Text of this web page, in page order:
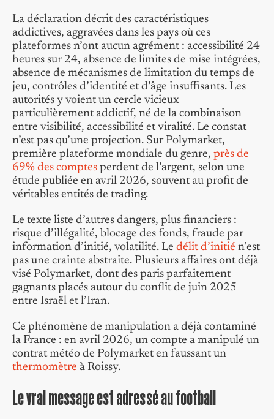
La déclaration décrit des caractéristiques
addictives, aggravées dans les pays où ces
plateformes n’ont aucun agrément : accessibilité 24
heures sur 24, absence de limites de mise intégrées,
absence de mécanismes de limitation du temps de
jeu, contrôles d’identité et d’âge insuffisants. Les
autorités y voient un cercle vicieux
particulièrement addictif, né de la combinaison
entre visibilité, accessibilité et viralité. Le constat
n’est pas qu’une projection. Sur Polymarket,
première plateforme mondiale du genre, près de
69% des comptes perdent de l’argent, selon une
étude publiée en avril 2026, souvent au profit de
véritables entités de trading.
Le texte liste d’autres dangers, plus financiers :
risque d’illégalité, blocage des fonds, fraude par
information d’initié, volatilité. Le délit d’initié n’est
pas une crainte abstraite. Plusieurs affaires ont déjà
visé Polymarket, dont des paris parfaitement
gagnants placés autour du conflit de juin 2025
entre Israël et l’Iran.
Ce phénomène de manipulation a déjà contaminé
la France : en avril 2026, un compte a manipulé un
contrat météo de Polymarket en faussant un
thermomètre à Roissy.
Le vrai message est adressé au football